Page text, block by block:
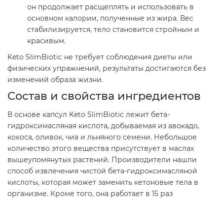
он продолжает расщеплять и использовать в
основном калории, полученные из жира. Вес
стабилизируется, тело становится стройным и
красивым.
Keto SlimBiotic не требует соблюдения диеты или
физических упражнений, результаты достигаются без
изменений образа жизни.
Состав и свойства ингредиентов
В основе капсул Keto SlimBiotic лежит бета-
гидроксимасляная кислота, добываемая из авокадо,
кокоса, оливок, чиа и льняного семени. Небольшое
количество этого вещества присутствует в маслах
вышеупомянутых растений. Производители нашли
способ извлечения чистой бета-гидроксимасляной
кислоты, которая может заменить кетоновые тела в
организме. Кроме того, она работает в 15 раз